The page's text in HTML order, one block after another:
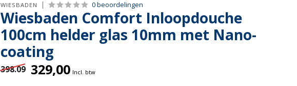
WIESBADEN 0 beoordelingen
Wiesbaden Comfort Inloopdouche
100cm helder glas 10mm met Nano-
coating
398.09 329,00 Incl. btw